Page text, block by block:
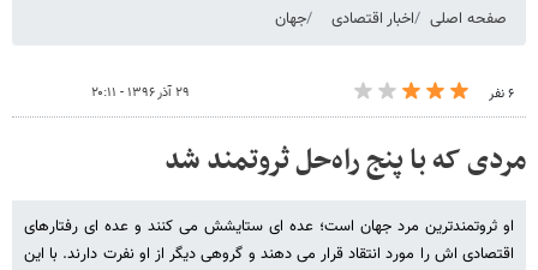
صفحه اصلی اخبار اقتصادی جهان
۶ نفر ۲۹ آذر ۱۳۹۶ - ۲۰:۱۱
مردی که با پنج راه‌حل ثروتمند شد
او ثروتمندترین مرد جهان است؛ عده ای ستایشش می کنند و عده ای رفتارهای
اقتصادی اش را مورد انتقاد قرار می دهند و گروهی دیگر از او نفرت دارند. با این